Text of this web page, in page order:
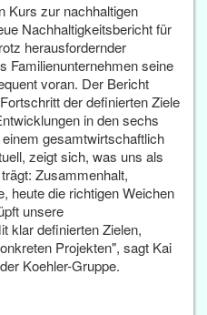
Kurs zur nachhaltigen
Nachhaltigkeitsbericht für
herausfordernder
Familienunternehmen seine
voran. Der Bericht
der definierten Ziele
in den sechs
gesamtwirtschaftlich
zeigt sich, was uns als
Zusammenhalt,
heute die richtigen Weichen
unsere
klar definierten Zielen,
Projekten", sagt Kai
Koehler-Gruppe.